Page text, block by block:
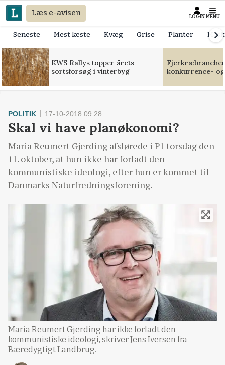
Læs e-avisen LOGIN MENU
Seneste Mest læste Kvæg Grise Planter
KWS Rallys topper årets
sortsforsøg i vinterbyg
konkurrence-
POLITIK 17-10-2018 09:28
Skal vi have planøkonomi?
Maria Reumert Gjerding afslørede i P1 torsdag den
11. oktober, at hun ikke har forladt den
kommunistiske ideologi, efter hun er kommet til
Danmarks Naturfredningsforening.
Maria Reumert Gjerding har ikke forladt den
kommunistiske ideologi, skriver Jens Iversen fra
Bæredygtigt Landbrug.